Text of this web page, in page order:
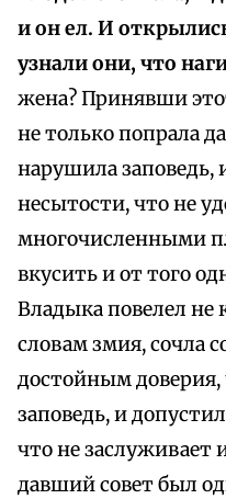
и он ел. И
узнали они, что
жена? Принявши
не только попрала
нарушила заповедь,
несытости, что не
многочисленными
вкусить и от того
Владыка повелел не
словам змия, сочла
достойным
заповедь, и
что не заслуживает
давший совет был